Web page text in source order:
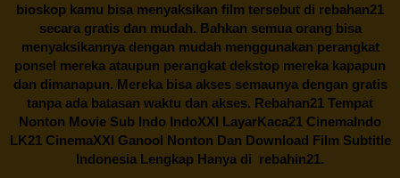
bioskop kamu bisa menyaksikan film tersebut di rebahan21
secara gratis dan mudah. Bahkan semua orang bisa
menyaksikannya dengan mudah menggunakan perangkat
ponsel mereka ataupun perangkat dekstop mereka kapapun
dan dimanapun. Mereka bisa akses semaunya dengan gratis
tanpa ada batasan waktu dan akses. Rebahan21 Tempat
Nonton Movie Sub Indo IndoXXI LayarKaca21 CinemaIndo
LK21 CinemaXXI Ganool Nonton Dan Download Film Subtitle
Indonesia Lengkap Hanya di rebahin21.